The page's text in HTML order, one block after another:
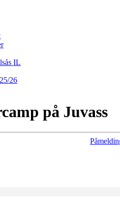
IL
26
på Juvass